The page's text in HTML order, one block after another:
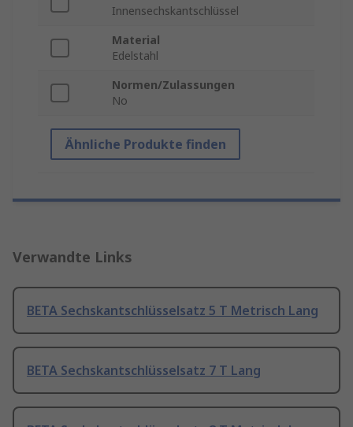
Innensechskantschlüssel
Material
Edelstahl
Normen/Zulassungen
No
Ähnliche Produkte finden
Verwandte Links
BETA Sechskantschlüsselsatz 5 T Metrisch Lang
BETA Sechskantschlüsselsatz 7 T Lang